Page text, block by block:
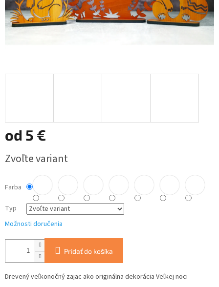
od 5 €
cena:
Zvoľte variant
Farba
Typ
Možnosti doručenia
Pridať do košíka
Drevený veľkonočný zajac ako originálna dekorácia Veľkej noci